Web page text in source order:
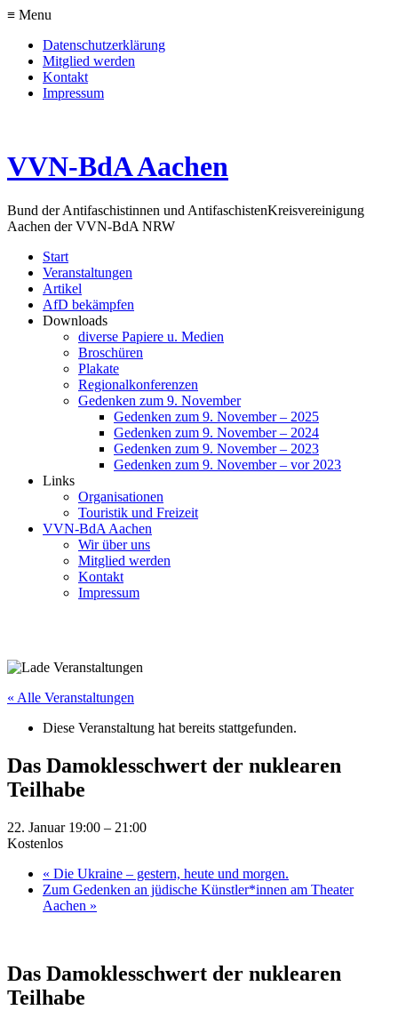
≡ Menu
Datenschutzerklärung
Mitglied werden
Kontakt
Impressum
VVN-BdA Aachen
Bund der Antifaschistinnen und AntifaschistenKreisvereinigung
Aachen der VVN-BdA NRW
Start
Veranstaltungen
Artikel
AfD bekämpfen
Downloads
diverse Papiere u. Medien
Broschüren
Plakate
Regionalkonferenzen
Gedenken zum 9. November
Gedenken zum 9. November – 2025
Gedenken zum 9. November – 2024
Gedenken zum 9. November – 2023
Gedenken zum 9. November – vor 2023
Links
Organisationen
Touristik und Freizeit
VVN-BdA Aachen
Wir über uns
Mitglied werden
Kontakt
Impressum
« Alle Veranstaltungen
Diese Veranstaltung hat bereits stattgefunden.
Das Damoklesschwert der nuklearen
Teilhabe
22. Januar 19:00 – 21:00
Kostenlos
« Die Ukraine – gestern, heute und morgen.
Zum Gedenken an jüdische Künstler*innen am Theater
Aachen »
Das Damoklesschwert der nuklearen
Teilhabe